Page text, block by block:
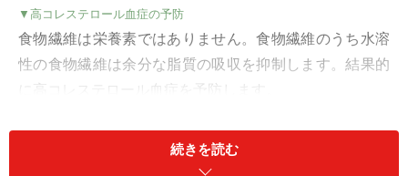
▼高コレステロール血症の予防
食物繊維は栄養素ではありません。食物繊維のうち水溶
性の食物繊維は余分な脂質の吸収を抑制します。結果的
に高コレステロール血症を予防します。
もう一つの働きとして大腸癌予防があげられます。食べ
続きを読む